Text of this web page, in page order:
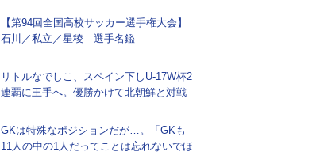
【第94回全国高校サッカー選手権大会】
石川／私立／星稜 選手名鑑
リトルなでしこ、スペイン下しU-17W杯2
連覇に王手へ。優勝かけて北朝鮮と対戦
GKは特殊なポジションだが…。「GKも
11人の中の1人だってことは忘れないでほ